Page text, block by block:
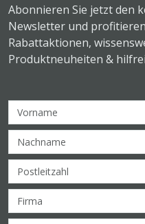
Abonnieren Sie jetzt den
Newsletter und
Rabattaktionen,
Produktneuheiten &